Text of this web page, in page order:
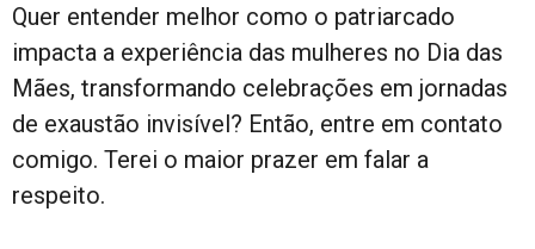
Quer entender melhor como o patriarcado
impacta a experiência das mulheres no Dia das
Mães, transformando celebrações em jornadas
de exaustão invisível? Então, entre em contato
comigo. Terei o maior prazer em falar a
respeito.